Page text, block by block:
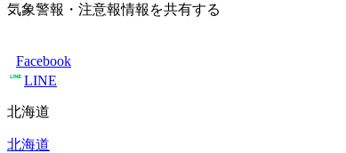
気象警報・注意報情報を共有する
Facebook
LINE
北海道
北海道